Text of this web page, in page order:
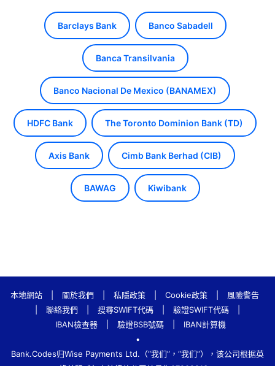
Barclays Bank Banco Sabadell
Banca Transilvania
Banco Nacional De Mexico (BANAMEX)
HDFC Bank The Toronto Dominion Bank (TD)
Axis Bank Cimb Bank Berhad (CIB)
BAWAG Kiwibank
本地網站 關於我們 私隱政策 Cookie政策
風險警告
聯絡我們 搜尋SWIFT代碼 驗證SWIFT代碼
IBAN檢查器
驗證BSB號碼
IBAN計算機
•
Bank.Codes归Wise Payments Ltd.（“我们”，“我们”），该公司根据英